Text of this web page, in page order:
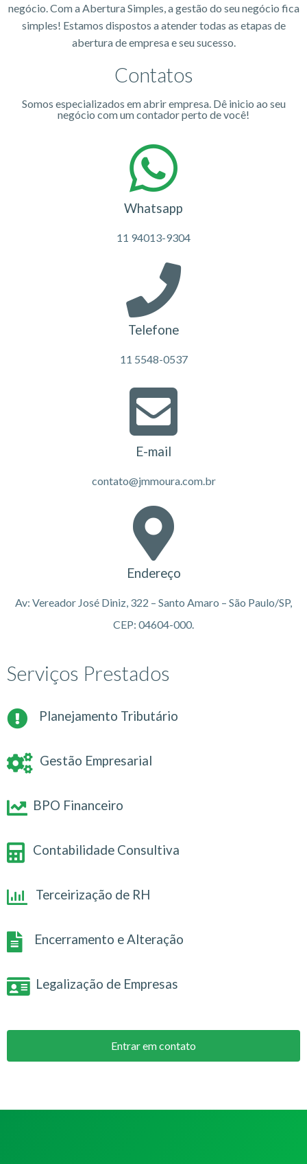
negócio. Com a Abertura Simples, a gestão do seu negócio fica
simples! Estamos dispostos a atender todas as etapas de
abertura de empresa e seu sucesso.
Contatos
Somos especializados em abrir empresa. Dê inicio ao seu
negócio com um contador perto de você!
Whatsapp
11 94013-9304
Telefone
11 5548-0537
E-mail
contato@jmmoura.com.br
Endereço
Av: Vereador José Diniz, 322 – Santo Amaro – São Paulo/SP,
CEP: 04604-000.
Serviços Prestados
Planejamento Tributário
Gestão Empresarial
BPO Financeiro
Contabilidade Consultiva
Terceirização de RH
Encerramento e Alteração
Legalização de Empresas
Entrar em contato